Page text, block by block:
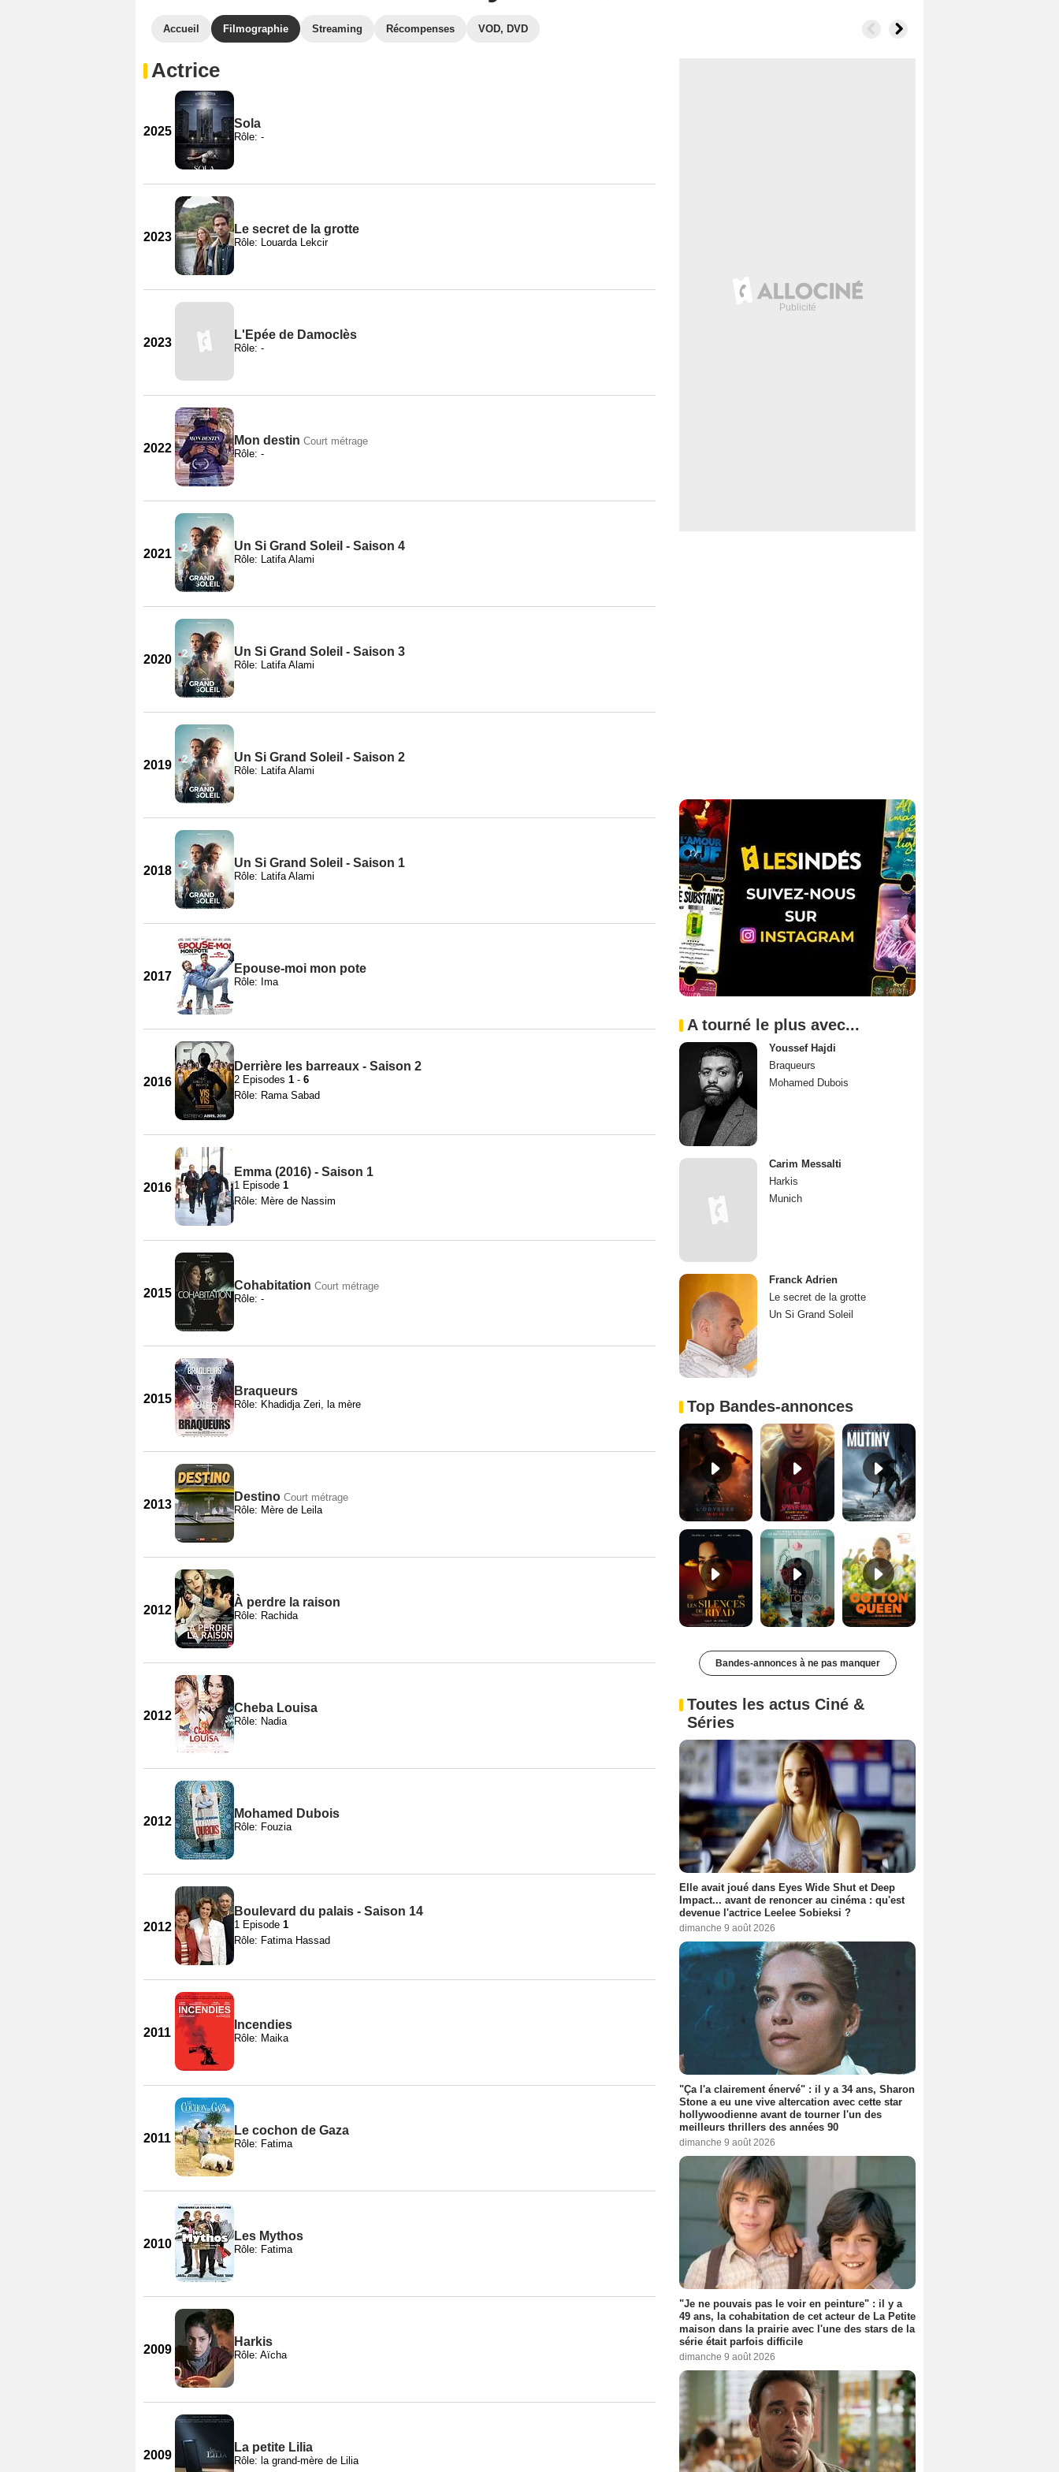
Accueil Filmographie Streaming Récompenses VOD, DVD
Actrice
2025
Sola
Rôle: -
2023
Le secret de la grotte
Rôle: Louarda Lekcir
2023
L'Epée de Damoclès
Rôle: -
2022
Mon destin Court métrage
Rôle: -
2021
Un Si Grand Soleil - Saison 4
Rôle: Latifa Alami
2020
Un Si Grand Soleil - Saison 3
Rôle: Latifa Alami
2019
Un Si Grand Soleil - Saison 2
Rôle: Latifa Alami
2018
Un Si Grand Soleil - Saison 1
Rôle: Latifa Alami
2017
Epouse-moi mon pote
Rôle: Ima
2016
Derrière les barreaux - Saison 2
2 Episodes 1 - 6
Rôle: Rama Sabad
2016
Emma (2016) - Saison 1
1 Episode 1
Rôle: Mère de Nassim
2015
Cohabitation Court métrage
Rôle: -
2015
Braqueurs
Rôle: Khadidja Zeri, la mère
2013
Destino Court métrage
Rôle: Mère de Leila
2012
À perdre la raison
Rôle: Rachida
2012
Cheba Louisa
Rôle: Nadia
2012
Mohamed Dubois
Rôle: Fouzia
2012
Boulevard du palais - Saison 14
1 Episode 1
Rôle: Fatima Hassad
2011
Incendies
Rôle: Maika
2011
Le cochon de Gaza
Rôle: Fatima
2010
Les Mythos
Rôle: Fatima
2009
Harkis
Rôle: Aïcha
2009
La petite Lilia
Rôle: la grand-mère de Lilia
A tourné le plus avec...
Youssef Hajdi
Braqueurs
Mohamed Dubois
Carim Messalti
Harkis
Munich
Franck Adrien
Le secret de la grotte
Un Si Grand Soleil
Top Bandes-annonces
L'Odyssée Bande-annonce VO STFR Spider-Man: Brand New Day Bande-annonce VO STFR
Les Silences de Riyad Bande-annonce VO STFR Cotton Queen Bande-annonce VO STFR
Bandes-annonces à ne pas manquer
Toutes les actus Ciné &
Séries
Elle avait joué dans Eyes Wide Shut et Deep
Impact... avant de renoncer au cinéma : qu'est
devenue l'actrice Leelee Sobieksi ?
dimanche 9 août 2026
"Ça l'a clairement énervé" : il y a 34 ans, Sharon
Stone a eu une vive altercation avec cette star
hollywoodienne avant de tourner l'un des
meilleurs thrillers des années 90
dimanche 9 août 2026
"Je ne pouvais pas le voir en peinture" : il y a
49 ans, la cohabitation de cet acteur de La Petite
maison dans la prairie avec l'une des stars de la
série était parfois difficile
dimanche 9 août 2026